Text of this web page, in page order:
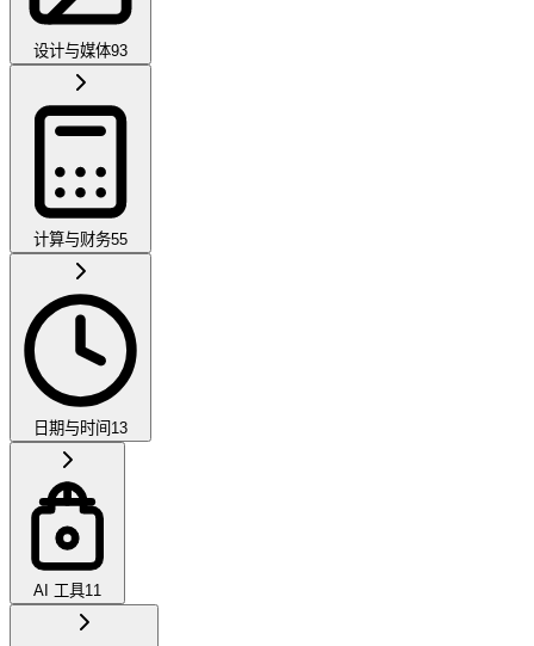
设计与媒体93
计算与财务55
日期与时间 13
AI 工具11